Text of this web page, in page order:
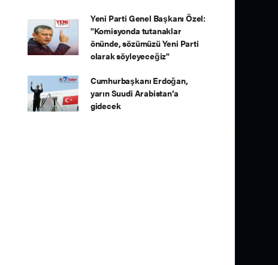
Yeni Parti Genel Başkanı Özel:
"Komisyonda tutanaklar
önünde, sözümüzü Yeni Parti
olarak söyleyeceğiz"
Cumhurbaşkanı Erdoğan,
yarın Suudi Arabistan’a
gidecek